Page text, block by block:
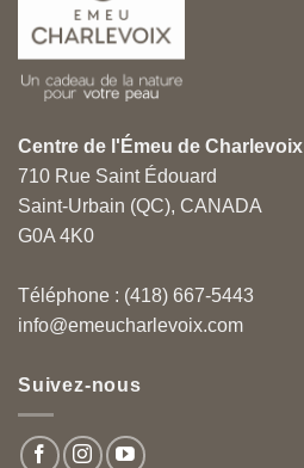
Centre de l'Émeu de Charlevoix
710 Rue Saint Édouard
Saint-Urbain (QC), CANADA
G0A 4K0
Téléphone : (418) 667-5443
info@emeucharlevoix.com
Suivez-nous